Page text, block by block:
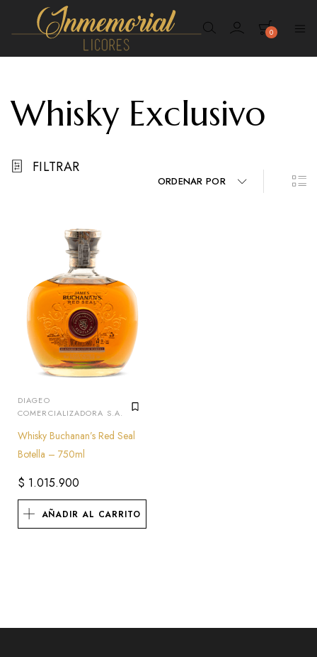
Inmemorial
0
Whisky Exclusivo
FILTRAR
ORDENAR POR
DIAGEO
COMERCIALIZADORA S.A.
Whisky Buchanan’s Red Seal
Botella – 750ml
$ 1.015.900
AÑADIR AL CARRITO